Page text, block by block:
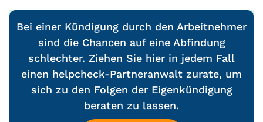
Bei einer Kündigung durch den Arbeitnehmer
sind die Chancen auf eine Abfindung
schlechter. Ziehen Sie hier in jedem Fall
einen helpcheck-Partneranwalt zurate, um
sich zu den Folgen der Eigenkündigung
beraten zu lassen.